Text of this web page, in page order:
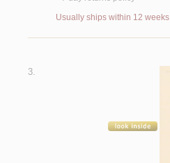
Usually ships within 12 weeks
3.